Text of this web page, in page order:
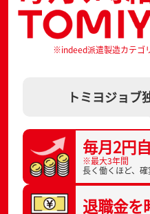
※indeed派遣製造カテゴ
トミヨジョブ
毎月2円
※最大3年間
長く働くほど、 確
退職金を